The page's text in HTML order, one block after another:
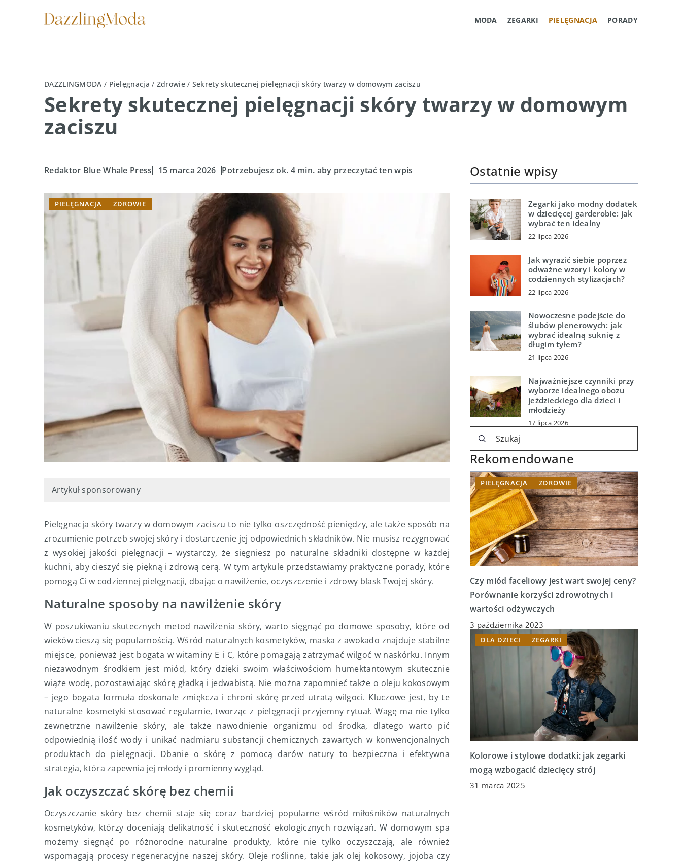
MODA ZEGARKI PIELĘGNACJA PORADY
DAZZLINGMODA / Pielęgnacja / Zdrowie/ Sekrety skutecznej pielęgnacji skóry twarzy w domowym zaciszu
Sekrety skutecznej pielęgnacji skóry twarzy w domowym
zaciszu
Redaktor Blue Whale Press 15 marca 2026 Potrzebujesz ok. 4 min. aby przeczytać ten wpis
PIELĘGNACJA ZDROWIE
Artykuł sponsorowany
Pielęgnacja skóry twarzy w domowym zaciszu to nie tylko oszczędność pieniędzy, ale także sposób na
zrozumienie potrzeb swojej skóry i dostarczenie jej odpowiednich składników. Nie musisz rezygnować
z wysokiej jakości pielęgnacji – wystarczy, że sięgniesz po naturalne składniki dostępne w każdej
kuchni, aby cieszyć się piękną i zdrową cerą. W tym artykule przedstawiamy praktyczne porady, które
pomogą Ci w codziennej pielęgnacji, dbając o nawilżenie, oczyszczenie i zdrowy blask Twojej skóry.
Naturalne sposoby na nawilżenie skóry
W poszukiwaniu skutecznych metod nawilżenia skóry, warto sięgnąć po domowe sposoby, które od
wieków cieszą się popularnością. Wśród naturalnych kosmetyków, maska z awokado znajduje stabilne
miejsce, ponieważ jest bogata w witaminy E i C, które pomagają zatrzymać wilgoć w naskórku. Innym
niezawodnym środkiem jest miód, który dzięki swoim właściwościom humektantowym skutecznie
wiąże wodę, pozostawiając skórę gładką i jedwabistą. Nie można zapomnieć także o oleju kokosowym
– jego bogata formuła doskonale zmiękcza i chroni skórę przed utratą wilgoci. Kluczowe jest, by te
naturalne kosmetyki stosować regularnie, tworząc z pielęgnacji przyjemny rytuał. Wagę ma nie tylko
zewnętrzne nawilżenie skóry, ale także nawodnienie organizmu od środka, dlatego warto pić
odpowiednią ilość wody i unikać nadmiaru substancji chemicznych zawartych w konwencjonalnych
produktach do pielęgnacji. Dbanie o skórę z pomocą darów natury to bezpieczna i efektywna
strategia, która zapewnia jej młody i promienny wygląd.
Jak oczyszczać skórę bez chemii
Oczyszczanie skóry bez chemii staje się coraz bardziej popularne wśród miłośników naturalnych
kosmetyków, którzy doceniają delikatność i skuteczność ekologicznych rozwiązań. W domowym spa
możemy sięgnąć po różnorodne naturalne produkty, które nie tylko oczyszczają, ale również
wspomagają procesy regeneracyjne naszej skóry. Oleje roślinne, takie jak olej kokosowy, jojoba czy
Ostatnie wpisy
Zegarki jako modny dodatek
w dziecięcej garderobie: jak
wybrać ten idealny
22 lipca 2026
Jak wyrazić siebie poprzez
odważne wzory i kolory w
codziennych stylizacjach?
22 lipca 2026
Nowoczesne podejście do
ślubów plenerowych: jak
wybrać idealną suknię z
długim tyłem?
21 lipca 2026
Najważniejsze czynniki przy
wyborze idealnego obozu
jeździeckiego dla dzieci i
młodzieży
17 lipca 2026
Rekomendowane
PIELĘGNACJA ZDROWIE
Czy miód faceliowy jest wart swojej ceny?
Porównanie korzyści zdrowotnych i
wartości odżywczych
3 października 2023
DLA DZIECI ZEGARKI
Kolorowe i stylowe dodatki: jak zegarki
mogą wzbogacić dziecięcy strój
31 marca 2025